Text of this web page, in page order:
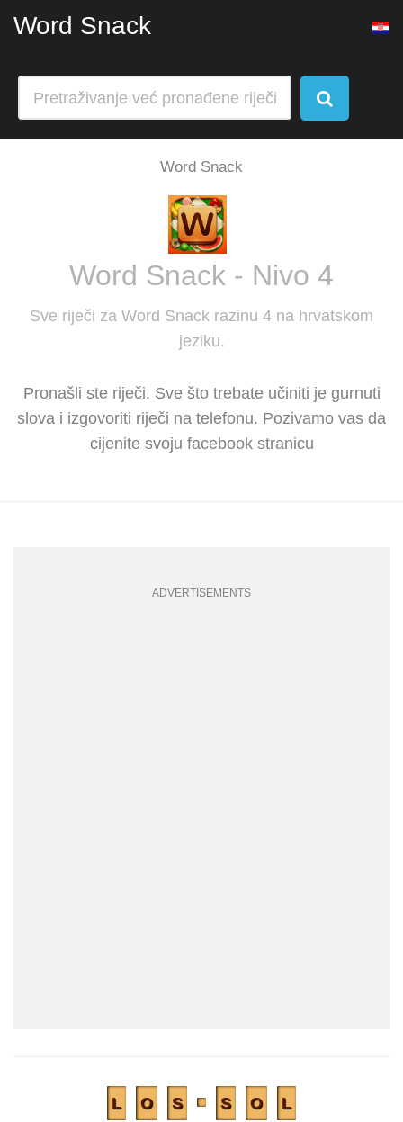
Word Snack
Word Snack
Word Snack - Nivo 4
Sve riječi za Word Snack razinu 4 na hrvatskom
jeziku.
Pronašli ste riječi. Sve što trebate učiniti je gurnuti
slova i izgovoriti riječi na telefonu. Pozivamo vas da
cijenite svoju facebook stranicu
ADVERTISEMENTS
L O S S O L